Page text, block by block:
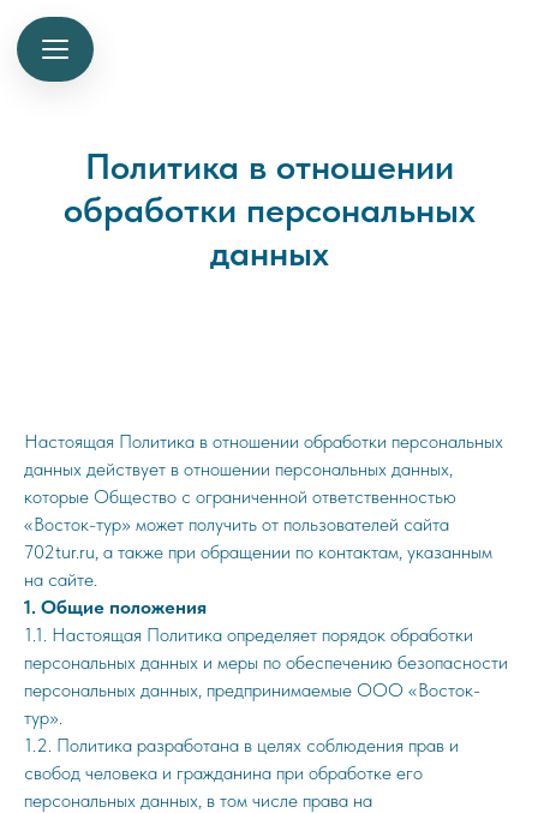
Политика в отношении
обработки персональных
данных
Настоящая Политика в отношении обработки персональных
данных действует в отношении персональных данных,
которые Общество с ограниченной ответственностью
«Восток-тур» может получить от пользователей сайта
702tur.ru, а также при обращении по контактам, указанным
на сайте.
1. Общие положения
1.1. Настоящая Политика определяет порядок обработки
персональных данных и меры по обеспечению безопасности
персональных данных, предпринимаемые ООО «Восток-
тур».
1.2. Политика разработана в целях соблюдения прав и
свобод человека и гражданина при обработке его
персональных данных, в том числе права на